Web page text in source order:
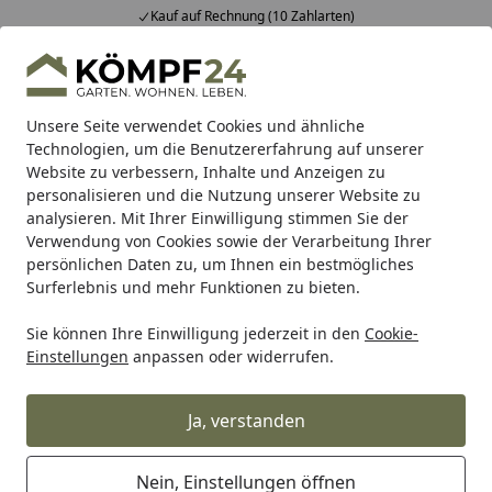
Unsere Seite verwendet Cookies und ähnliche
Technologien, um die Benutzererfahrung auf unserer
Website zu verbessern, Inhalte und Anzeigen zu
personalisieren und die Nutzung unserer Website zu
analysieren. Mit Ihrer Einwilligung stimmen Sie der
Verwendung von Cookies sowie der Verarbeitung Ihrer
persönlichen Daten zu, um Ihnen ein bestmögliches
Surferlebnis und mehr Funktionen zu bieten.
Sie können Ihre Einwilligung jederzeit in den Cookie-
Einstellungen anpassen oder widerrufen.
Ja, verstanden
Nein, Einstellungen öffnen
Kauf auf Rechnung (10 Zahlarten)
Alle Produkte
Mein Konto
Suchen
Startseite
Zaun Sichtschutzzaun BPC & WPC Sichtschutz Zäune
TraumGarten SYSTEM Designgitter
GAMMA Edelstahl